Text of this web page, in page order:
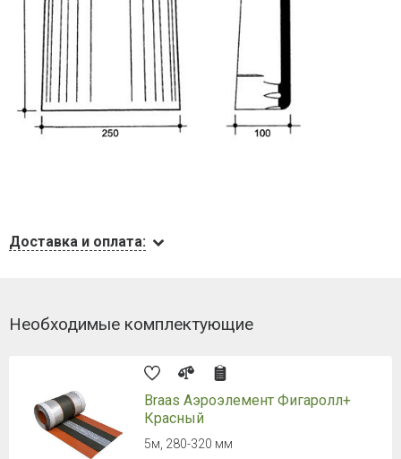
Доставка и оплата:
Необходимые комплектующие
Braas Аэроэлемент Фигаролл+
Красный
5м, 280-320 мм